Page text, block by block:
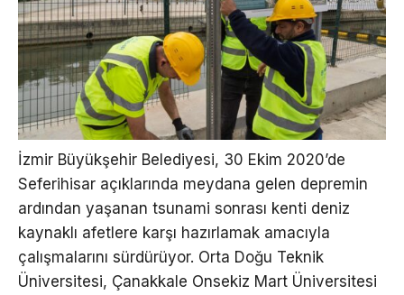
İzmir Büyükşehir Belediyesi, 30 Ekim 2020’de
Seferihisar açıklarında meydana gelen depremin
ardından yaşanan tsunami sonrası kenti deniz
kaynaklı afetlere karşı hazırlamak amacıyla
çalışmalarını sürdürüyor. Orta Doğu Teknik
Üniversitesi, Çanakkale Onsekiz Mart Üniversitesi